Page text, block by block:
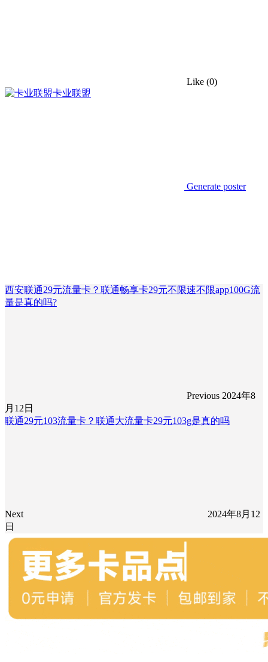
Like (0)
卡业联盟
Generate poster
西安联通29元流量卡？联通畅享卡29元不限速不限app100G流
量是真的吗?
Previous 2024年8
月12日
联通29元103流量卡？联通大流量卡29元103g是真的吗
Next
2024年8月12
日